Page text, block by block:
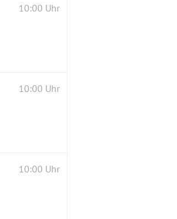
10:00 Uhr
10:00 Uhr
10:00 Uhr